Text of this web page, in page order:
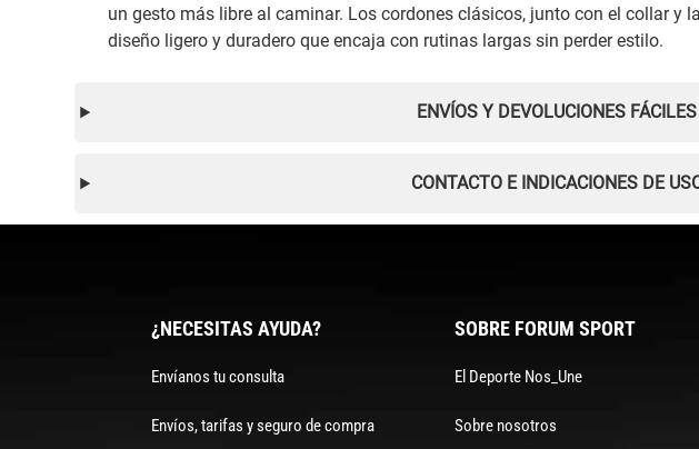
un gesto más libre al caminar. Los cordones clásicos, junto con el collar y
diseño ligero y duradero que encaja con rutinas largas sin perder estilo.
ENVÍOS Y DEVOLUCIONES FÁCILES
CONTACTO E INDICACIONES DE
¿NECESITAS AYUDA?
Envíanos tu consulta
Envíos, tarifas y seguro de compra
SOBRE FORUM SPORT
El Deporte Nos_Une
Sobre nosotros